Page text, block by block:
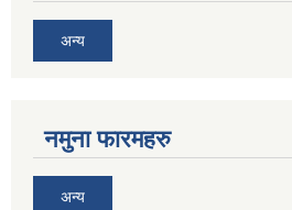
अन्य
नमुना फारमहरु
अन्य